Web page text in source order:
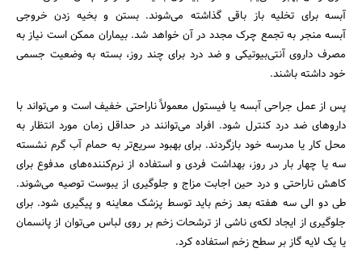
آبسه برای تخلیه باز باقی گذاشته می‌شوند. بستن و بخیه زدن خروجی
آبسه منجر به تجمع چرک مجدد در آن خواهد شد. بیماران ممکن است نیاز به
مصرف داروی آنتی‌بیوتیکی و ضد درد برای چند روز، بسته به وضعیت جسمی
خود داشته باشند.
پس از عمل جراحی آبسه یا فیستول معمولاً ناراحتی خفیف است و می‌تواند با
داروهای ضد درد کنترل شود. افراد می‌توانند در حداقل زمان مورد انتظار به
محل کار یا مدرسه خود بازگردند. برای بهبود سریع‌تر به حمام آب گرم نشسته
سه یا چهار بار در روز، بهداشت فردی و استفاده از نرم‌کننده‌های مدفوع برای
کاهش ناراحتی و درد حین اجابت مزاج و جلوگیری از یبوست توصیه می‌شوند.
طی دو الی سه هفته بعد زخم باید توسط پزشک معاینه و پیگیری شود. برای
جلوگیری از ایجاد لکه‌ی ناشی از ترشحات زخم بر روی لباس می‌توان از پانسمان
یا یک لایه گاز بر سطح زخم استفاده کرد.